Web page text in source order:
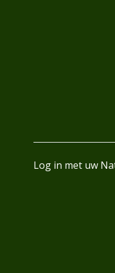
Log in met uw